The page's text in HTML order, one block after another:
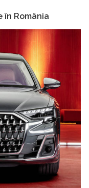
în România